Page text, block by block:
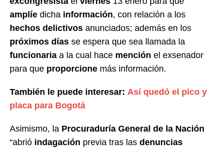
amplíe dicha información, con relación a los
hechos delictivos anunciados; además en los
próximos días se espera que sea llamada la
funcionaria a la cual hace mención el exsenador
para que proporcione más información.
También le puede interesar: Así quedó el pico y
placa para Bogotá
Asimismo, la Procuraduría General de la Nación
“abrió indagación previa tras las denuncias